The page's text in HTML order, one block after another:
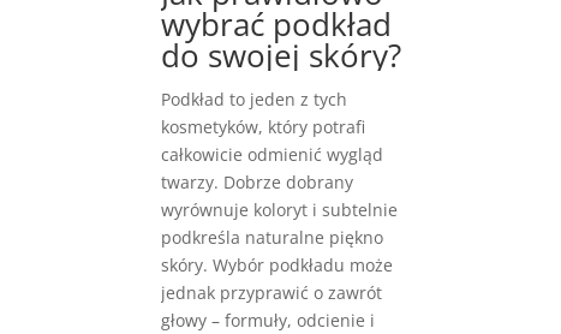
wybrać podkład
do swojej skóry?
Podkład to jeden z tych
kosmetyków, który potrafi
całkowicie odmienić wygląd
twarzy. Dobrze dobrany
wyrównuje koloryt i subtelnie
podkreśla naturalne piękno
skóry. Wybór podkładu może
jednak przyprawić o zawrót
głowy – formuły, odcienie i